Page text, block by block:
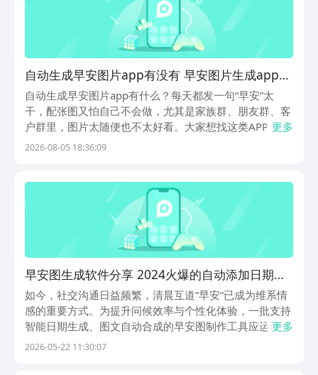
自动生成早安图片app有没有 早安图片生成app分
享
自动生成早安图片app有什么？每天都发一句“早安”太
干，配张图又怕自己不会做，尤其是家族群、朋友群、客
户群里，图片太随便也不太好看。大家想找这类APP，可
以先去豌豆荚看看，豌豆荚是应用软件最多最全的应用商
更多
2026-08-05 18:36:09
早安图生成软件分享 2024火爆的自动添加日期的
早安图片制作工具
如今，社交沟通日益频繁，清晨互道“早安”已成为维系情
感的重要方式。为提升问候效率与个性化体验，一批支持
智能日期生成、图文自动合成的早安图制作工具应运而
生。本文精选五款当前广受用户欢迎的实用型应用，功能
更多
2026-05-22 11:30:07